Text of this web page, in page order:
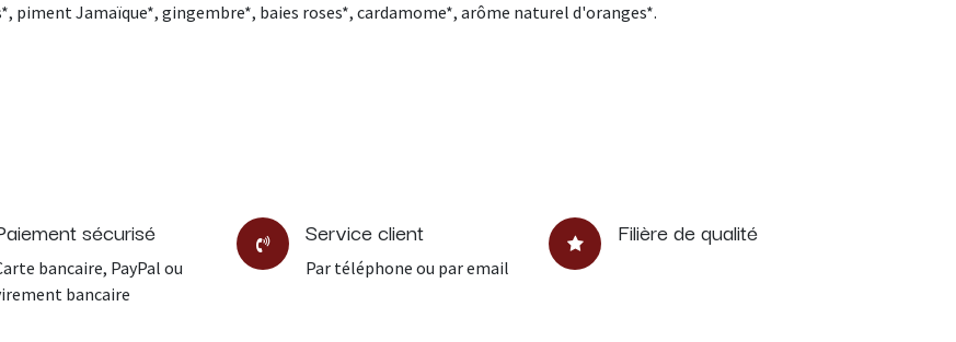
piment Jamaïque*, gingembre*, baies roses*, cardamome*, arôme naturel d'oranges*.
sécurisé
bancaire, PayPal ou
bancaire
Service client
Par téléphone ou par email
Filière de qualité